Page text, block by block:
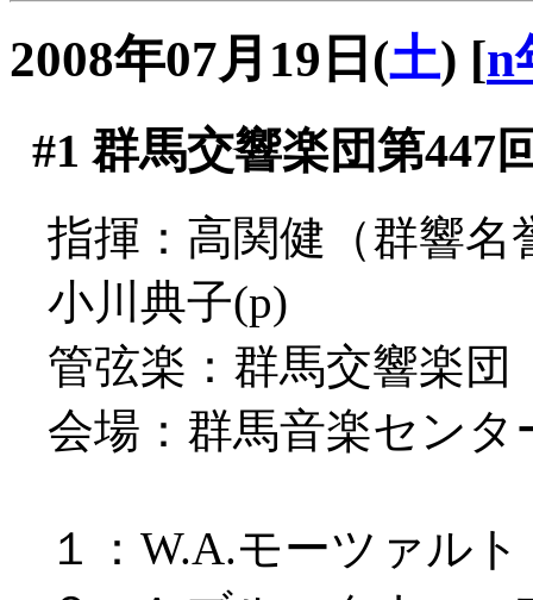
2008年07月19日(土) [n
#1 群馬交響楽団第447
指揮：高関健（群響名
小川典子(p)
管弦楽：群馬交響楽団
会場：群馬音楽センタ
１：W.A.モーツァル